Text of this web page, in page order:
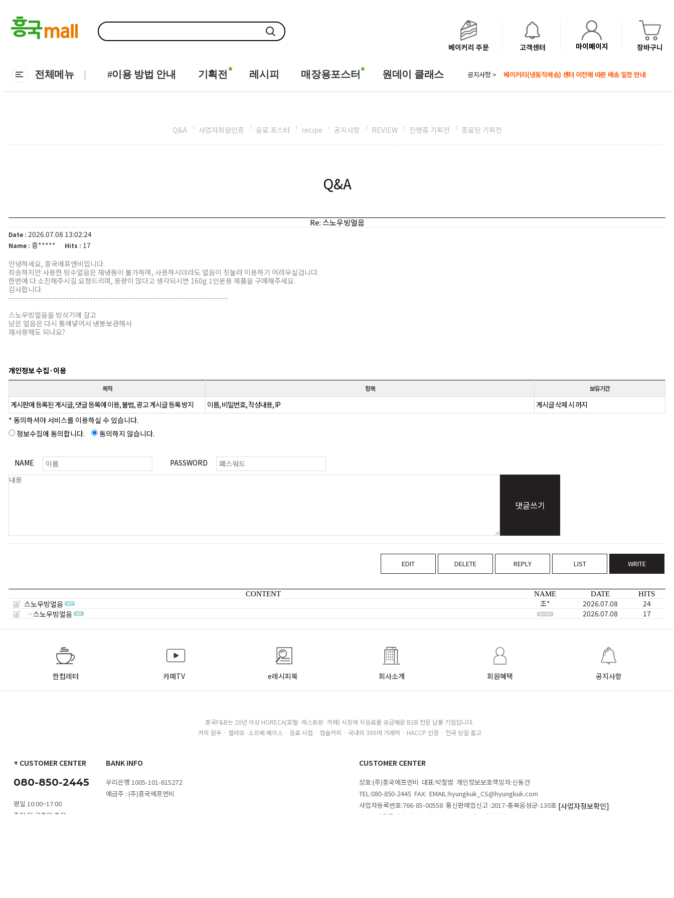
베이커리 주문 고객센터 마이페이지 장바구니
전체메뉴 #이용 방법 안내 기획전 레시피 매장용포스터 원데이 클래스 공지사항 > 8월 광복절 배송안내
Q&A 사업자회원인증 음료 포스터 recipe 공지사항 REVIEW 진행중 기획전 종료된 기획전
Q&A
Re: 스노우빙얼음
Date : 2026.07.08 13:02:24
Name : 흥***** Hits : 17
안녕하세요, 흥국에프엔비입니다.
죄송하지만 사용한 빙수얼음은 재냉동이 불가하며, 사용하시더라도 얼음이 짓눌려 이용하기 어려우실겁니다.
한번에 다 소진해주시길 요청드리며, 용량이 많다고 생각되시면 160g 1인분용 제품을 구매해주세요.
감사합니다.
-------------------------------------------------------------------------
스노우빙얼음을 빙삭기에 갈고
남은 얼음은 다시 통에넣어서 냉봉보관해서
재사용해도 되나요?
개인정보 수집·이용
목적 항목 보유기간
게시판에 등록된 게시글, 댓글 등록에 이용, 불법, 광고 게시글 등록 방지 이름, 비밀번호, 작성내용, IP
게시글 삭제 시 까지
* 동의하셔야 서비스를 이용하실 수 있습니다.
정보수집에 동의합니다.
동의하지 않습니다.
NAME PASSWORD
댓글쓰기
EDIT DELETE REPLY LIST WRITE
CONTENT NAME DATE HITS
스노우빙얼음 조* 2026.07.08
24
스노우빙얼음
2026.07.08 17
한컵레터 카페TV e레시피북 회사소개 회원혜택 공지사항
흥국F&B는 20년 이상 HORECA(호텔·레스토랑·카페) 시장에 식음료를 공급해온 B2B 전문 납품 기업입니다.
커피 원두 · 젤라또·소르베 베이스 · 음료 시럽 · 캡슐커피 · 국내외 300여 거래처 · HACCP 인증 · 전국 당일 출고
+ CUSTOMER CENTER
080-850-2445
평일 10:00~17:00
주말 및 공휴일 휴무
BANK INFO
우리은행 1005-101-615272
예금주 : (주)흥국에프엔비
CUSTOMER CENTER
상호:(주)흥국에프엔비 대표:박철범 개인정보보호책임자:신동건
TEL:080-850-2445 FAX: EMAIL:hyungkuk_CS@hyungkuk.com
사업자등록번호:766-85-00558 통신판매업신고 :2017-충북음성군-130호 [사업자정보확인]
주소 : 서울특별시 강남구 삼성로 546 흥국에프엔비빌딩